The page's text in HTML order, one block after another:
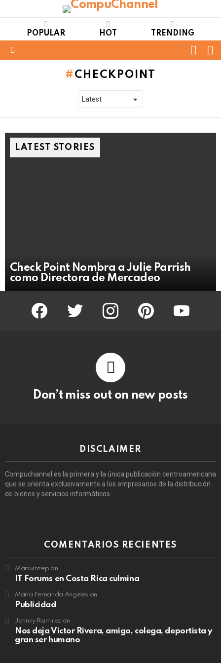
POPULAR HOT TRENDING
CHECKPOINT
LATEST STORIES
Check Point Nombra a Julie Parrish
como Directora de Mercadeo
facebook twitter instagram pinterest youtube
Don’t miss out on new posts
DISCLAIMER
Compuchannel es la primera y la única publicación centroamericana
que se orienta exclusivamente a los empresarios de la distribución
de bienes y servicios informáticos.
COMENTARIOS RECIENTES
Marsvinzep on
IT Forums en Costa Rica culmina
María Fernanda Angeles on
Publicidad
Johnny Ramirezon
Nos deja Victor Rivera, amigo, colega, deportista y
gran ser humano